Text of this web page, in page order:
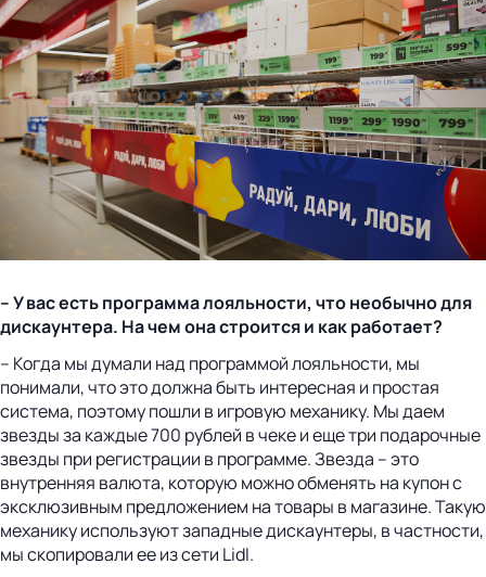
– У вас есть программа лояльности, что необычно для
дискаунтера. На чем она строится и как работает?
– Когда мы думали над программой лояльности, мы
понимали, что это должна быть интересная и простая
система, поэтому пошли в игровую механику. Мы даем
звезды за каждые 700 рублей в чеке и еще три подарочные
звезды при регистрации в программе. Звезда – это
внутренняя валюта, которую можно обменять на купон с
эксклюзивным предложением на товары в магазине. Такую
механику используют западные дискаунтеры, в частности,
мы скопировали ее из сети Lidl.